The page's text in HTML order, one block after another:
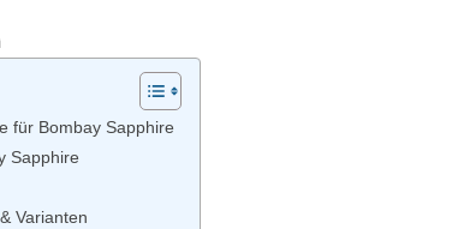
für Bombay Sapphire
Sapphire
Varianten